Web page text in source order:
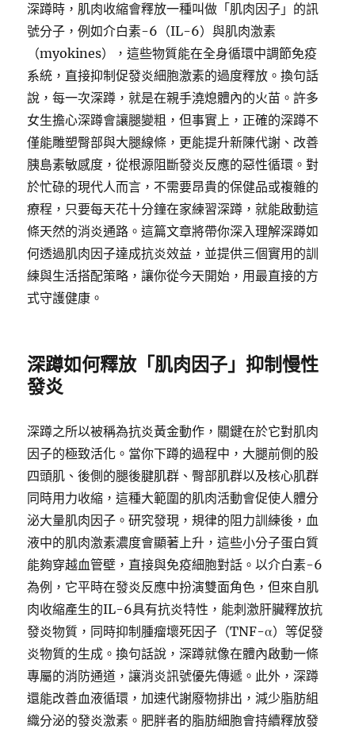
深蹲時，肌肉收縮會釋放一種叫做「肌肉因子」的訊
號分子，例如介白素-6（IL-6）與肌肉激素
（myokines），這些物質能在全身循環中調節免疫
系統，直接抑制促發炎細胞激素的過度釋放。換句話
說，每一次深蹲，就是在親手澆熄體內的火苗。許多
女生擔心深蹲會讓腿變粗，但事實上，正確的深蹲不
僅能雕塑臀部與大腿線條，更能提升新陳代謝、改善
胰島素敏感度，從根源阻斷發炎反應的惡性循環。對
於忙碌的現代人而言，不需要昂貴的保健品或複雜的
療程，只要每天花十分鐘在家練習深蹲，就能啟動這
條天然的消炎通路。這篇文章將帶你深入理解深蹲如
何透過肌肉因子達成抗炎效益，並提供三個實用的訓
練與生活搭配策略，讓你從今天開始，用最直接的方
式守護健康。
深蹲如何釋放「肌肉因子」抑制慢性
發炎
深蹲之所以被稱為抗炎黃金動作，關鍵在於它對肌肉
因子的極致活化。當你下蹲的過程中，大腿前側的股
四頭肌、後側的腿後腱肌群、臀部肌群以及核心肌群
同時用力收縮，這種大範圍的肌肉活動會促使人體分
泌大量肌肉因子。研究發現，規律的阻力訓練後，血
液中的肌肉激素濃度會顯著上升，這些小分子蛋白質
能夠穿越血管壁，直接與免疫細胞對話。以介白素-6
為例，它平時在發炎反應中扮演雙面角色，但來自肌
肉收縮產生的IL-6具有抗炎特性，能刺激肝臟釋放抗
發炎物質，同時抑制腫瘤壞死因子（TNF-α）等促發
炎物質的生成。換句話說，深蹲就像在體內啟動一條
專屬的消防通道，讓消炎訊號優先傳遞。此外，深蹲
還能改善血液循環，加速代謝廢物排出，減少脂肪組
織分泌的發炎激素。肥胖者的脂肪細胞會持續釋放發